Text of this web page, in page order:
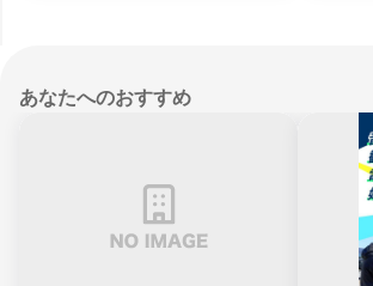
あなたへのおすすめ